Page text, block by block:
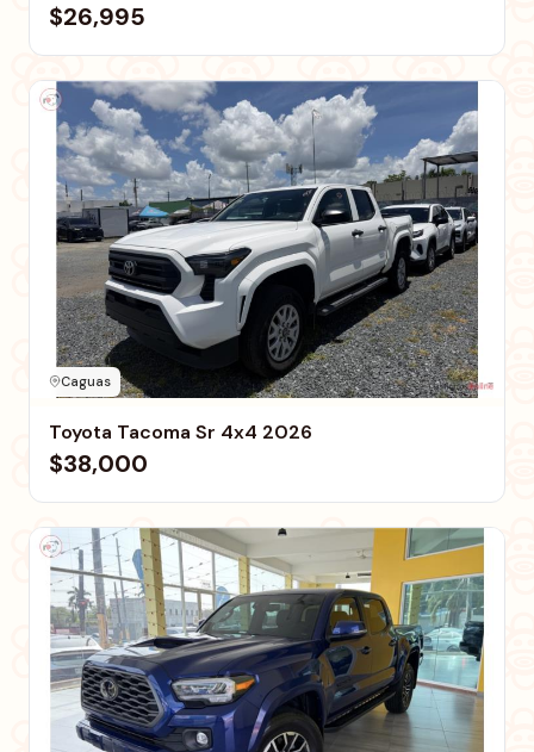
$26,995
Caguas
Toyota Tacoma Sr 4x4 2026
$38,000